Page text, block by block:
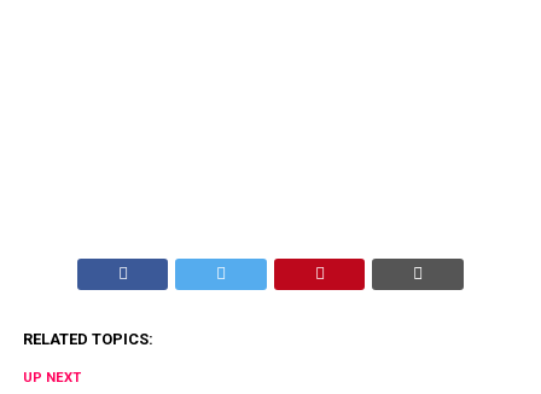
RELATED TOPICS:
UP NEXT